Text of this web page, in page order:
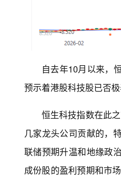
自去年10月以来，
预示着港股科技股已否极
恒生科技指数在此
几家龙头公司贡献的，
联储预期升温和地缘政
成份股的盈利预期和市